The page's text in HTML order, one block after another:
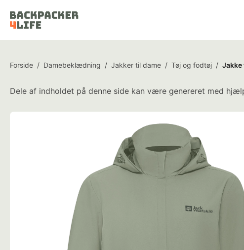
Forside / Damebeklædning / Jakker til dame / Tøj og fodtøj / Jakke
Dele af indholdet på denne side kan være genereret med